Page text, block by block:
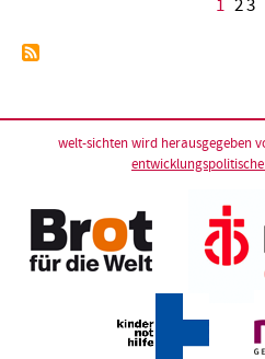
Seitennummerierung
1 Seite
23
welt-sichten wird herausgegeben